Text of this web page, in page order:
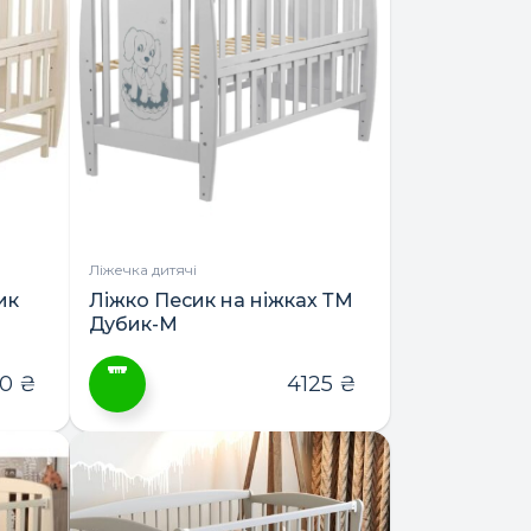
варіантів.
Параметри
можна
вибрати
на
сторінці
₴
Ліжечка дитячі
Ліжко Песик на ніжках ТМ
Дубик-М
має
кілька
4125 ₴